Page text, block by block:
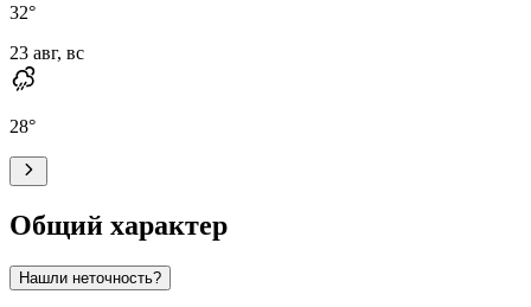
32°
23 авг, вс
28°
Общий характер
Нашли неточность?